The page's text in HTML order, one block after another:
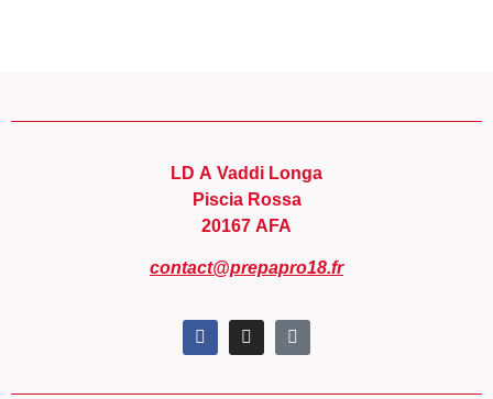
LD A Vaddi Longa
Piscia Rossa
20167 AFA
contact@prepapro18.fr